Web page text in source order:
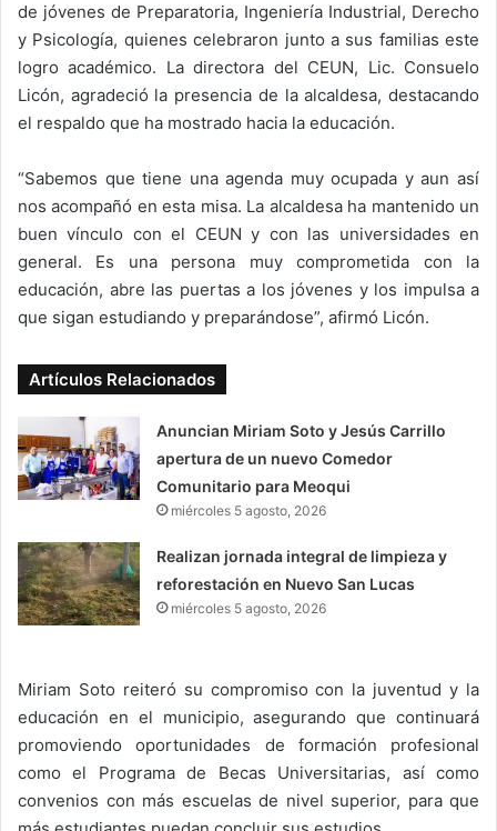
de jóvenes de Preparatoria, Ingeniería Industrial, Derecho
y Psicología, quienes celebraron junto a sus familias este
logro académico. La directora del CEUN, Lic. Consuelo
Licón, agradeció la presencia de la alcaldesa, destacando
el respaldo que ha mostrado hacia la educación.
“Sabemos que tiene una agenda muy ocupada y aun así
nos acompañó en esta misa. La alcaldesa ha mantenido un
buen vínculo con el CEUN y con las universidades en
general. Es una persona muy comprometida con la
educación, abre las puertas a los jóvenes y los impulsa a
que sigan estudiando y preparándose”, afirmó Licón.
Artículos Relacionados
Anuncian Miriam Soto y Jesús Carrillo
apertura de un nuevo Comedor
Comunitario para Meoqui
miércoles 5 agosto, 2026
Realizan jornada integral de limpieza y
reforestación en Nuevo San Lucas
miércoles 5 agosto, 2026
Miriam Soto reiteró su compromiso con la juventud y la
educación en el municipio, asegurando que continuará
promoviendo oportunidades de formación profesional
como el Programa de Becas Universitarias, así como
convenios con más escuelas de nivel superior, para que